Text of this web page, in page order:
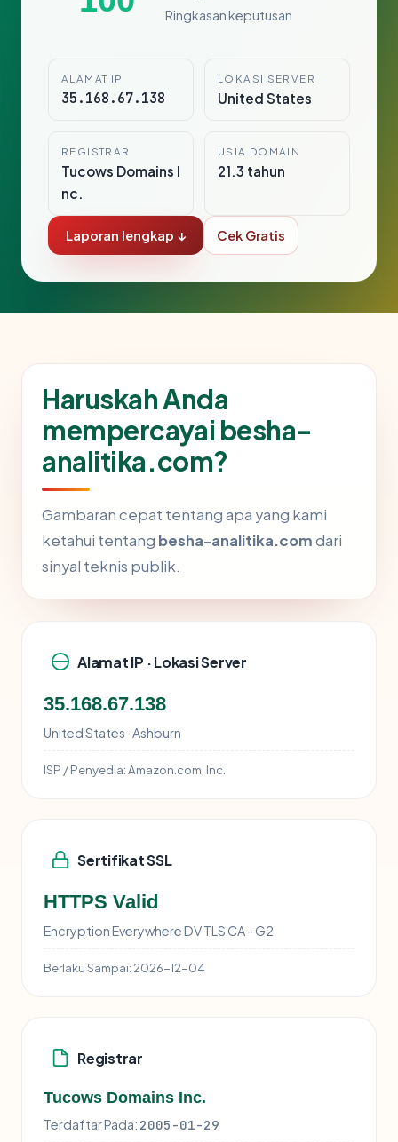
Ringkasan keputusan
ALAMAT IP
35.168.67.138
LOKASI SERVER
United States
REGISTRAR
Tucows Domains I
nc.
USIA DOMAIN
21.3 tahun
Laporan lengkap ↓ Cek Gratis
Haruskah Anda
mempercayai besha-
analitika.com?
Gambaran cepat tentang apa yang kami
ketahui tentang besha-analitika.comdari
sinyal teknis publik.
Alamat IP · Lokasi Server
35.168.67.138
United States · Ashburn
ISP / Penyedia:Amazon.com, Inc.
Sertifikat SSL
HTTPS Valid
Encryption Everywhere DV TLS CA - G2
Berlaku Sampai: 2026-12-04
Registrar
Tucows Domains Inc.
Terdaftar Pada: 2005-01-29